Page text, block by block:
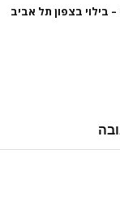
בילוי בצפון תל אביב